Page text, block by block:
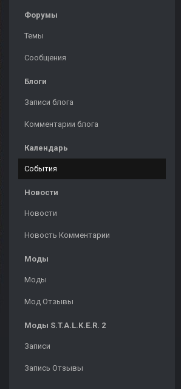
Форумы
Темы
Сообщения
Блоги
Записи блога
Комментарии блога
Календарь
События
Новости
Новости
Новость Комментарии
Моды
Моды
Мод Отзывы
Моды S.T.A.L.K.E.R. 2
Записи
Запись Отзывы